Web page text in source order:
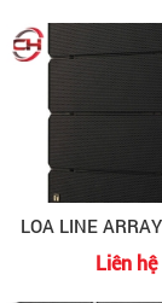
Liên hệ